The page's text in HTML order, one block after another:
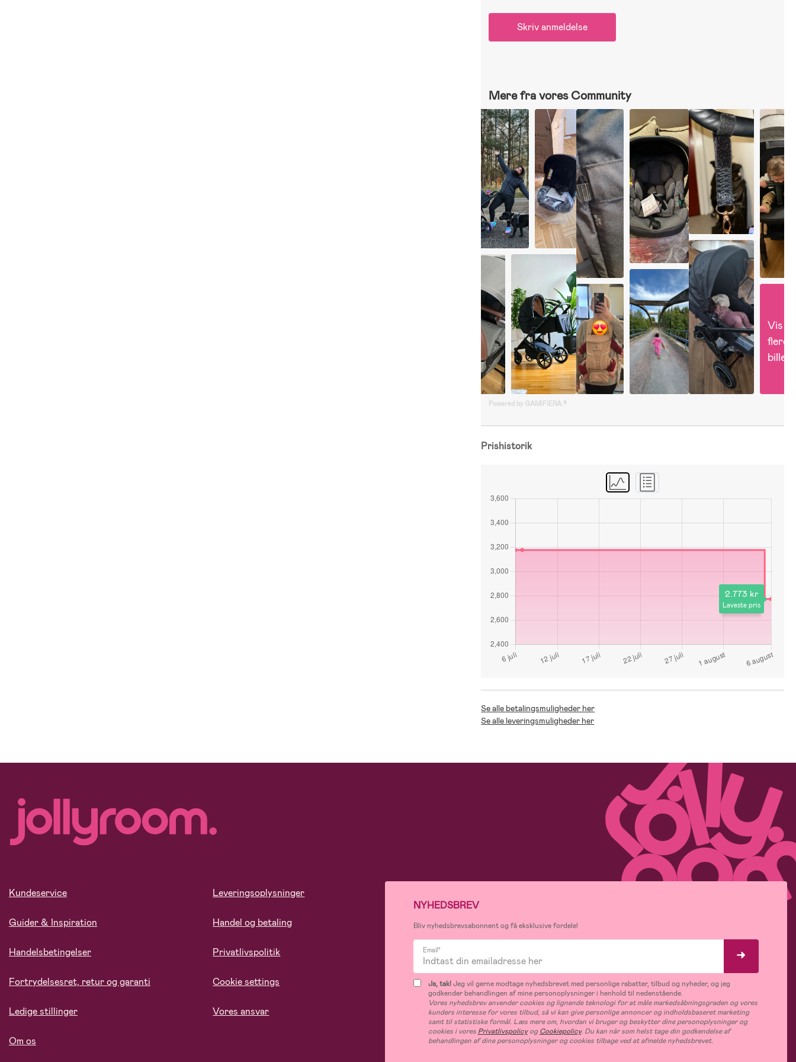
Skriv anmeldelse
Mere fra vores Community
Vis
flere
Powered by GAMIFIERA.®
Prishistorik
2.773 kr
Laveste pris
Se alle betalingsmuligheder her
Se alle leveringsmuligheder her
Kundeservice
Guider & Inspiration
Handelsbetingelser
Fortrydelsesret, retur og garanti
Ledige stillinger
Om os
Leveringsoplysninger
Handel og betaling
Privatlivspolitik
Cookie settings
Vores ansvar
NYHEDSBREV
Bliv nyhedsbrevsabonnent og få eksklusive fordele!
Email*
Ja, tak!Jeg vil gerne modtage nyhedsbrevet med personlige rabatter, tilbud og nyheder, og jeg
godkender behandlingen af mine personoplysninger i henhold til nedenstående.
Vores nyhedsbrev anvender cookies og lignende teknologi for at måle markedsåbningsgraden og vores
kunders interesse for vores tilbud, så vi kan give personlige annoncer og indholdsbaseret marketing
samt til statistiske formål. Læs mere om, hvordan vi bruger og beskytter dine personoplysninger og
cookies i vores PrivatlivspolicyogCookiepolicy. Du kan når som helst tage din godkendelse af
behandlingen af dine personoplysninger og cookies tilbage ved at afmelde nyhedsbrevet.